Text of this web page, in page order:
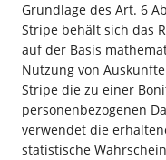
Grundlage des Art. 6
Stripe behält sich das
auf der Basis
Nutzung von
Stripe die zu einer
personenbezogenen
verwendet die
statistische